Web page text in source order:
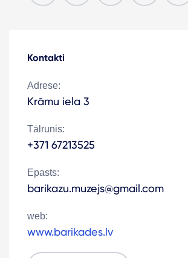
Kontakti
Adrese:
Krāmu iela 3
Tālrunis:
+371 67213525
Epasts:
barikazu.muzejs@gmail.com
web:
www.barikades.lv